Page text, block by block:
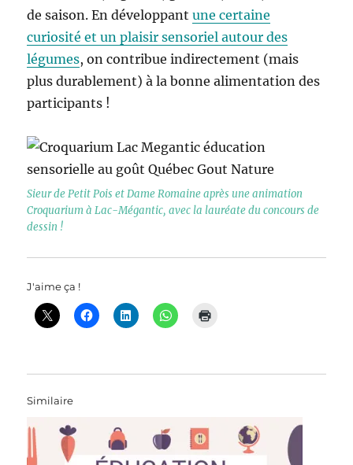
de saison. En développantune certaine
curiosité et un plaisir sensoriel autour des
légumes, on contribue indirectement (mais
plus durablement) à la bonne alimentation des
participants !
Sieur de Petit Pois et Dame Romaine après une animation
Croquarium à Lac-Mégantic, avec la lauréate du concours de
dessin !
J'aime ça !
Similaire